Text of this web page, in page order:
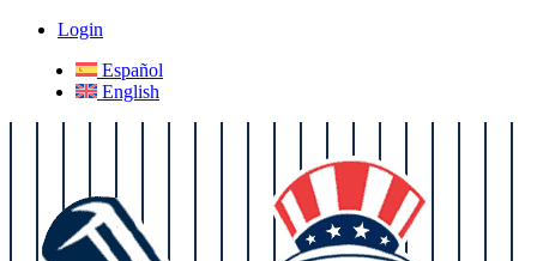
Login
Español
English